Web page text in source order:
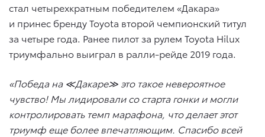
стал четырехкратным победителем «Дакара»
и принес бренду Toyota второй чемпионский титул
за четыре года. Ранее пилот за рулем Toyota Hilux
триумфально выиграл в ралли-рейде 2019 года.
«Победа на ≪Дакаре≫ это такое невероятное
чувство! Мы лидировали со старта гонки и могли
контролировать темп марафона, что делает этот
триумф еще более впечатляющим. Спасибо всей